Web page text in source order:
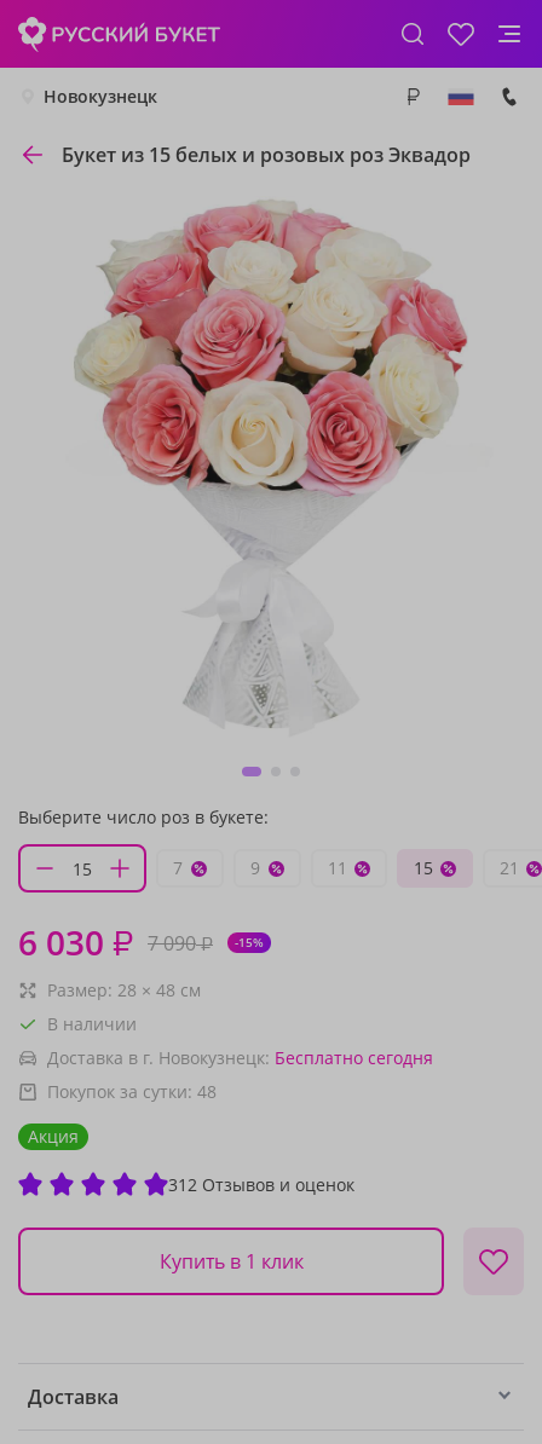
Новокузнецк
Букет из 15 белых и розовых роз Эквадор
Выберите число роз в букете:
7 9 11 15 21
6 030 ₽ 7 090₽ -15%
Размер: 28 × 48 см
В наличии
Доставка в г. Новокузнецк: Бесплатно сегодня
Покупок за сутки: 48
Акция
312 Отзывов и оценок
Купить в 1 клик
Доставка